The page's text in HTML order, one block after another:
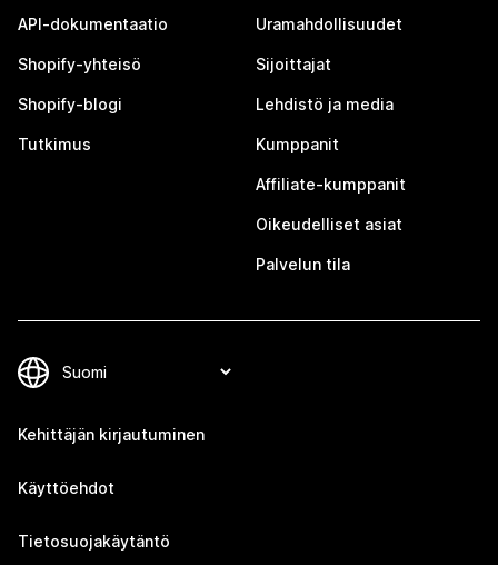
API-dokumentaatio
Shopify-yhteisö
Shopify-blogi
Tutkimus
Uramahdollisuudet
Sijoittajat
Lehdistö ja media
Kumppanit
Affiliate-kumppanit
Oikeudelliset asiat
Palvelun tila
Kehittäjän kirjautuminen
Käyttöehdot
Tietosuojakäytäntö